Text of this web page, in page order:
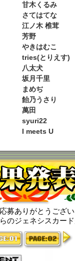
甘木くるみ
さてはてな
江ノ木 椎茸
芳野
やきはむこ
tries(とりえす)
八太犬
坂月千里
まめぢ
飴乃うさり
萬田
syuri22
I meets U
募ありがとうござ
のジェネシスカー
1